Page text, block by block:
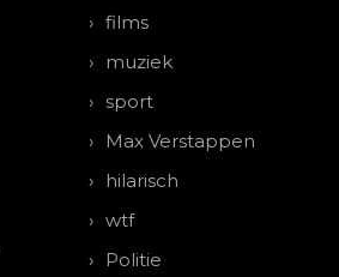
films
muziek
sport
Max Verstappen
hilarisch
wtf
Politie